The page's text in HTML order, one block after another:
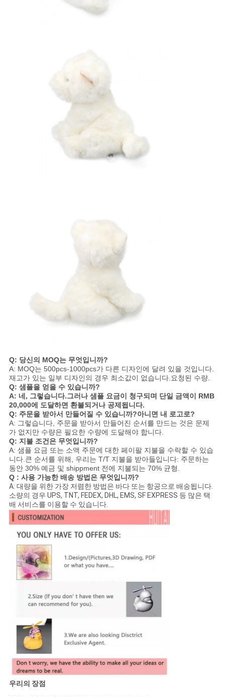
Q: 당신의 MOQ는 무엇입니까?
A: MOQ는 500pcs-1000pcs가 다른 디자인에 달려 있을 것입니다.
재고가 있는 일부 디자인의 경우 최소값이 없습니다.요청된 수량.
Q: 샘플을 얻을 수 있습니까?
A: 네, 그렇습니다.그러나 샘플 요금이 청구되며 단일 금액이 RMB
20,000에 도달하면 환불되거나 공제됩니다.
Q: 주문을 받아서 만들어질 수 있습니까?아니면 내 로고로?
A: 그렇습니다, 주문을 받아서 만들어진 순서를 만드는 것은 문제
가 없지만 수량은 필요한 수량에 도달해야 합니다.
Q: 지불 조건은 무엇입니까?
A: 샘플 요금 또는 소액 주문에 대한 페이팔 지불을 수락할 수 있습
니다.큰 순서를 위해, 우리는 T/T 지불을 받아들입니다: 주문하는
동안 30% 예금 및 shippment 전에 지불되는 70% 균형.
Q : 사용 가능한 배송 방법은 무엇입니까?
A: 대량을 위한 가장 저렴한 방법은 바다 또는 항공으로 배송됩니다.
소량의 경우 UPS, TNT, FEDEX, DHL, EMS, SF EXPRESS 등 많은 택
배 서비스를 이용할 수 있습니다.
우리의 장점